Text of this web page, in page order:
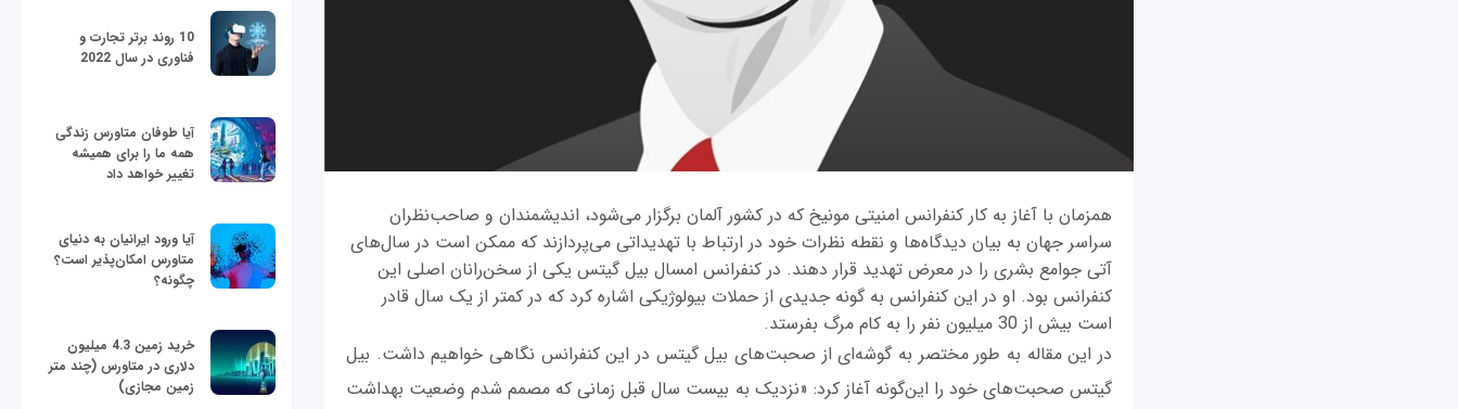
همزمان با آغاز به کار کنفرانس امنیتی مونیخ که در کشور آلمان برگزار می‌شود، اندیشمندان و صاحب‌نظران
سراسر جهان به بیان دیدگاه‌ها و نقطه نظرات خود در ارتباط با تهدیداتی می‌پردازند که ممکن است در سال‌های
آتی جوامع بشری را در معرض تهدید قرار دهند. در کنفرانس امسال بیل گیتس یکی از سخن‌رانان اصلی این
کنفرانس بود. او در این کنفرانس به گونه جدیدی از حملات بیولوژیکی اشاره کرد که در کمتر از یک سال قادر
است بیش از 30 میلیون نفر را به کام مرگ بفرستد.
در این مقاله به طور مختصر به گوشه‌ای از صحبت‌های بیل گیتس در این کنفرانس نگاهی خواهیم داشت. بیل
گیتس صحبت‌های خود را این‌گونه آغاز کرد: «نزدیک به بیست سال قبل زمانی که مصمم شدم وضعیت بهداشت
10 روند برتر تجارت و
فناوری در سال 2022
آیا طوفان متاورس زندگی
همه ما را برای همیشه
تغییر خواهد داد
آیا ورود ایرانیان به دنیای
متاورس امکان‌پذیر است؟
چگونه؟
خرید زمین 4.3 میلیون
دلاری در متاورس (چند متر
زمین مجازی)